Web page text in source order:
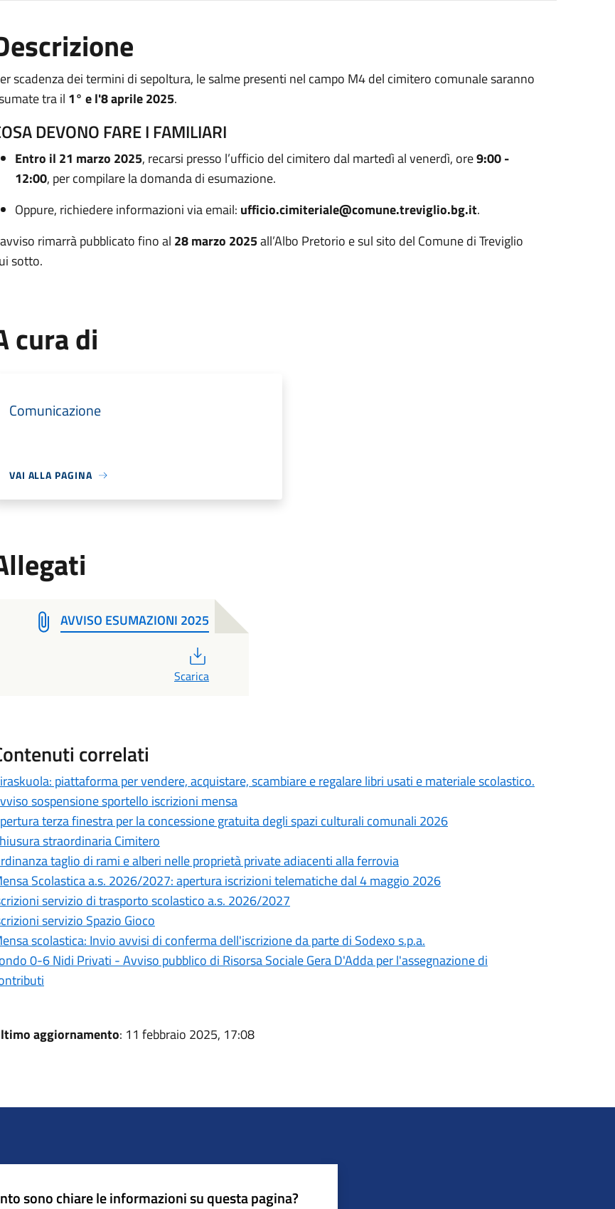
scadenza dei termini di sepoltura, le salme presenti nel campo M4 del cimitero comunale saranno
tra il 1° e l'8 aprile 2025.
DEVONO FARE I FAMILIARI
Entro il 21 marzo 2025, recarsi presso l’ufficio del cimitero dal martedì al venerdì, ore9:00 -
12:00, per compilare la domanda di esumazione.
Oppure, richiedere informazioni via email: ufficio.cimiteriale@comune.treviglio.bg.it.
rimarrà pubblicato fino al 28 marzo 2025all’Albo Pretorio e sul sito del Comune di Treviglio
sotto.
cura di
Comunicazione
VAI ALLA PAGINA
AVVISO ESUMAZIONI 2025
Scarica
correlati
piattaforma per vendere, acquistare, scambiare e regalare libri usati e materiale scolastico.
sospensione sportello iscrizioni mensa
terza finestra per la concessione gratuita degli spazi culturali comunali 2026
straordinaria Cimitero
taglio di rami e alberi nelle proprietà private adiacenti alla ferrovia
Scolastica a.s. 2026/2027: apertura iscrizioni telematiche dal 4 maggio 2026
servizio di trasporto scolastico a.s. 2026/2027
servizio Spazio Gioco
scolastica: Invio avvisi di conferma dell'iscrizione da parte di Sodexo s.p.a.
0-6 Nidi Privati - Avviso pubblico di Risorsa Sociale Gera D'Adda per l'assegnazione di
aggiornamento: 11 febbraio 2025, 17:08
sono chiare le informazioni su questa pagina?